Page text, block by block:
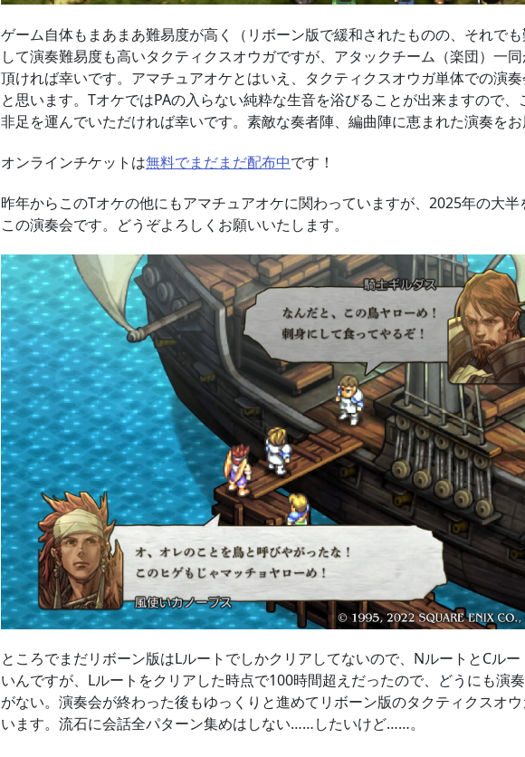
ゲーム自体もまあまあ難易度が高く（リボーン版で緩和されたものの、それで
して演奏難易度も高いタクティクスオウガですが、アタックチーム（楽団）一
頂ければ幸いです。アマチュアオケとはいえ、タクティクスオウガ単体での演
と思います。TオケではPAの入らない純粋な生音を浴びることが出来ますので
非足を運んでいただければ幸いです。素敵な奏者陣、編曲陣に恵まれた演奏をお
オンラインチケットは無料でまだまだ配布中です！
昨年からこのTオケの他にもアマチュアオケに関わっていますが、2025年の大
この演奏会です。どうぞよろしくお願いいたします。
ところでまだリボーン版はLルートでしかクリアしてないので、NルートとCル
いんですが、Lルートをクリアした時点で100時間超えだったので、どうにも演
がない。演奏会が終わった後もゆっくりと進めてリボーン版のタクティクスオ
います。流石に会話全パターン集めはしない……したいけど……。